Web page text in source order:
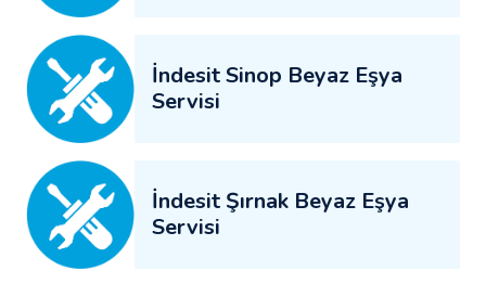
İndesit Sinop Beyaz Eşya
Servisi
İndesit Şırnak Beyaz Eşya
Servisi